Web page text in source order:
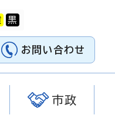
お問い合わせ
市政